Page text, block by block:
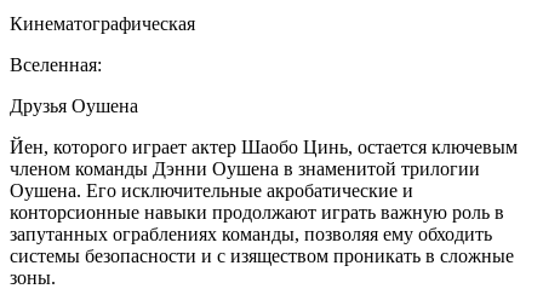
Кинематографическая
Вселенная:
Друзья Оушена
Йен, которого играет актер Шаобо Цинь, остается ключевым
членом команды Дэнни Оушена в знаменитой трилогии
Оушена. Его исключительные акробатические и
конторсионные навыки продолжают играть важную роль в
запутанных ограблениях команды, позволяя ему обходить
системы безопасности и с изяществом проникать в сложные
зоны.